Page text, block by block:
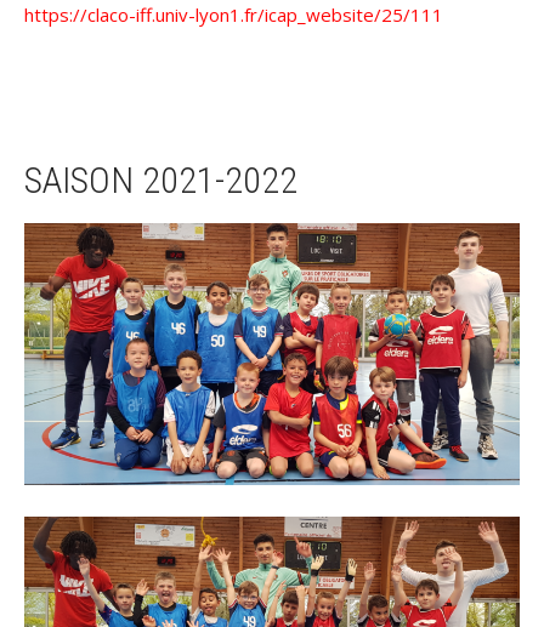
https://claco-iff.univ-lyon1.fr/icap_website/25/111
SAISON 2021-2022